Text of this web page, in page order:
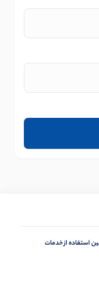
استفاده از خدمات